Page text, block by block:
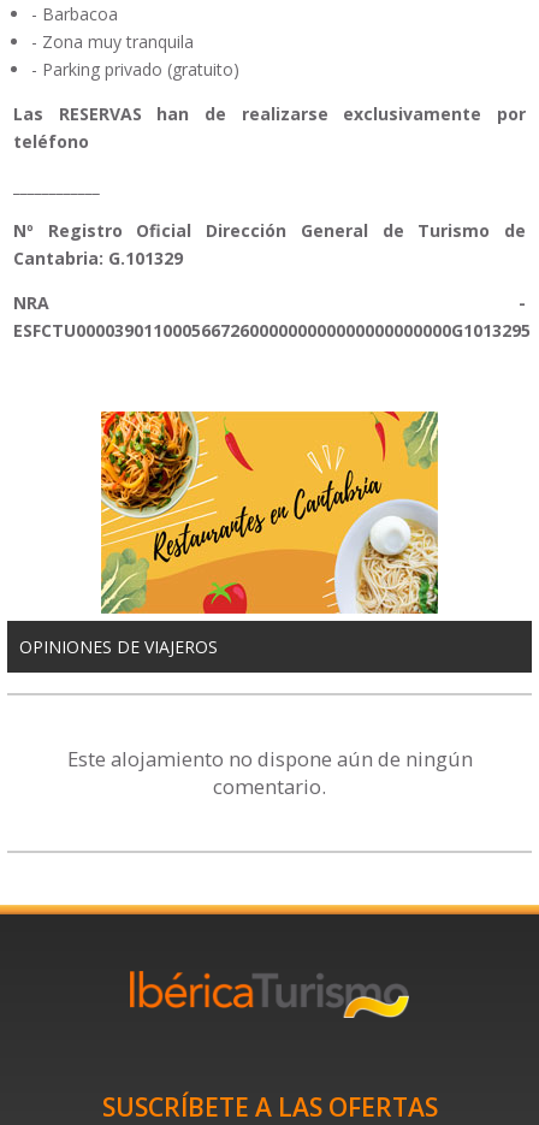
- Barbacoa
- Zona muy tranquila
- Parking privado (gratuito)
Las RESERVAS han de realizarse exclusivamente por
teléfono
Nº Registro Oficial Dirección General de Turismo de
Cantabria: G.101329
NRA -
ESFCTU000039011000566726000000000000000000000G1013295
OPINIONES DE VIAJEROS
Este alojamiento no dispone aún de ningún
comentario.
SUSCRÍBETE A LAS OFERTAS